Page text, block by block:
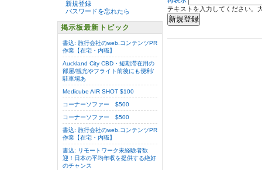
新規登録
パスワードを忘れたら
掲示板最新トピック
書込: 旅行会社のweb.コンテンツPR
作業【在宅・内職】
Auckland City CBD・短期滞在用の
部屋/観光やフライト前後にも便利/
駐車場あ
Medicube AIR SHOT $100
コーナーソファー $500
コーナーソファー $500
書込: 旅行会社のweb.コンテンツPR
作業【在宅・内職】
書込: リモートワーク未経験者歓
迎！日本の平均年収を提供する絶好
のチャンス
再表示
テキストを入力してください。